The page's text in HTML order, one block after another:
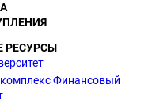
Финансовый
РЕСУРСЫ